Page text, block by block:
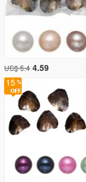
US$ 5.4 4.59
15